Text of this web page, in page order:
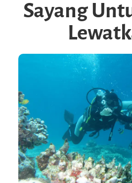
Sayang